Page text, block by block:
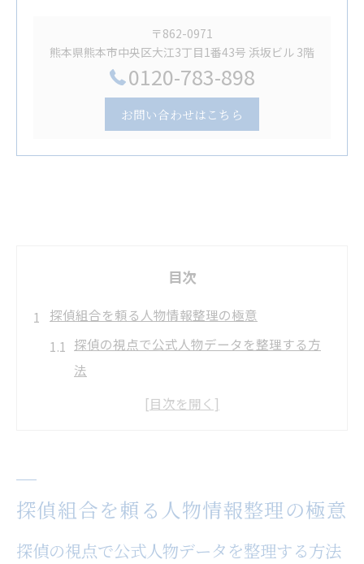
〒862-0971
熊本県熊本市中央区大江3丁目1番43号 浜坂ビル 3階
0120-783-898
お問い合わせはこちら
目次
探偵組合を頼る人物情報整理の極意
探偵の視点で公式人物データを整理する方
法
探偵組合活用による情報整理の流れとコツ
ご当地アイドル調査に活きる探偵知識
探偵流ご当地アイドル情報の正確な見極め
探偵組合を頼る人物情報整理の極意
探偵の視点で公式人物データを整理する方法